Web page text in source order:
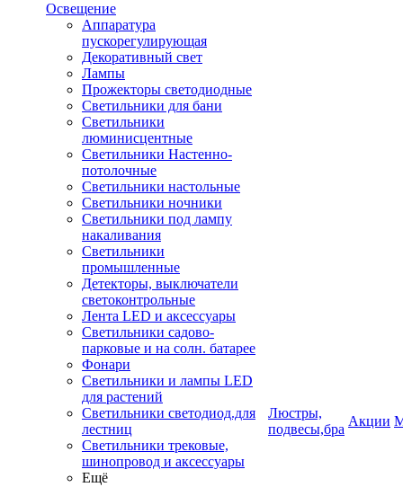
Освещение
Аппаратура
пускорегулирующая
Декоративный свет
Лампы
Прожекторы светодиодные
Светильники для бани
Светильники
люминисцентные
Светильники Настенно-
потолочные
Светильники настольные
Светильники ночники
Светильники под лампу
накаливания
Светильники
промышленные
Детекторы, выключатели
светоконтрольные
Лента LED и аксессуары
Светильники садово-
парковые и на солн. батарее
Фонари
Светильники и лампы LED
для растений
Светильники светодиод.для
лестниц
Светильники трековые,
шинопровод и аксессуары
Ещё
Люстры,
подвесы,бра
Акции